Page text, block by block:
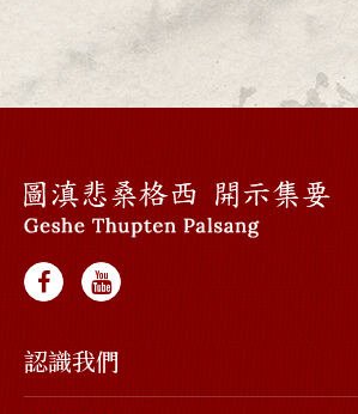
認識我們